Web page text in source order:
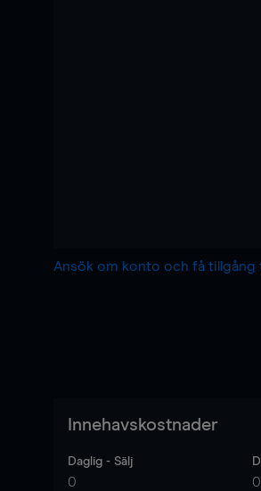
Ansök om konto och få
Innehavskostnader
Daglig - Sälj
0 0